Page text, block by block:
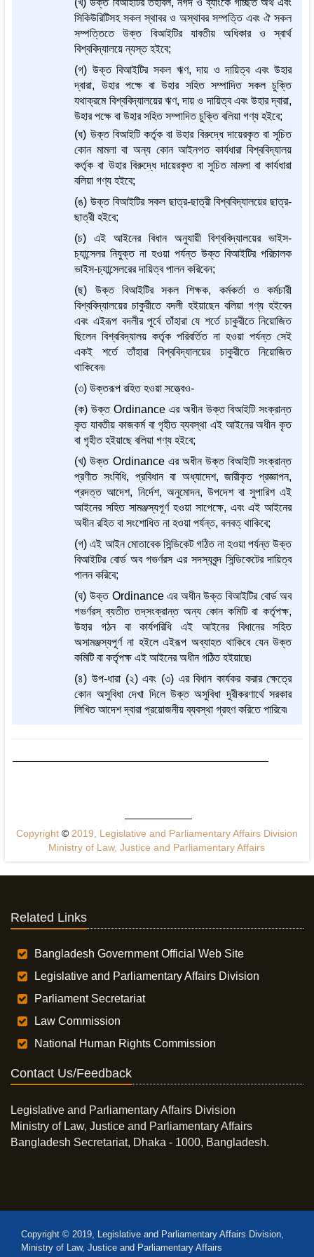
(খ) উক্ত বিআইটির তহবিল, নগদ ও ব্যাংকে গচ্ছিত অর্থ এবং
সিকিউরিটিসহ সকল স্থাবর ও অস্থাবর সম্পত্তি এবং ঐ সকল
সম্পত্তিতে উক্ত বিআইটির যাবতীয় অধিকার ও স্বার্থ
বিশ্ববিদ্যালয়ে ন্যস্ত হইবে;
(গ) উক্ত বিআইটির সকল ঋণ, দায় ও দায়িত্ব এবং উহার
দ্বারা, উহার পক্ষে বা উহার সহিত সম্পাদিত সকল চুক্তি
যথাক্রমে বিশ্ববিদ্যালয়ের ঋণ, দায় ও দায়িত্ব এবং উহার দ্বারা,
উহার পক্ষে বা উহার সহিত সম্পাদিত চুক্তি বলিয়া গণ্য হইবে;
(ঘ) উক্ত বিআইটি কর্তৃক বা উহার বিরুদ্ধে দায়েরকৃত বা সূচিত
কোন মামলা বা অন্য কোন আইনগত কার্যধারা বিশ্ববিদ্যালয়
কর্তৃক বা উহার বিরুদ্ধে দায়েরকৃত বা সুচিত মামলা বা কার্যধারা
বলিয়া গণ্য হইবে;
(ঙ) উক্ত বিআইটির সকল ছাত্র-ছাত্রী বিশ্ববিদ্যালয়ের ছাত্র-
ছাত্রী হইবে;
(চ) এই আইনের বিধান অনুযায়ী বিশ্ববিদ্যালয়ের ভাইস-
চ্যান্সেলর নিযুক্ত না হওয়া পর্যন্ত উক্ত বিআইটির পরিচালক
ভাইস-চ্যান্সেলরের দায়িত্ব পালন করিবেন;
(ছ) উক্ত বিআইটির সকল শিক্ষক, কর্মকর্তা ও কর্মচারী
বিশ্ববিদ্যালয়ের চাকুরীতে বদলী হইয়াছেন বলিয়া গণ্য হইবেন
এবং এইরূপ বদলীর পূর্বে তাঁহারা যে শর্তে চাকুরীতে নিয়োজিত
ছিলেন বিশ্ববিদ্যালয় কর্তৃক পরিবর্তিত না হওয়া পর্যন্ত সেই
একই শর্তে তাঁহারা বিশ্ববিদ্যালয়ের চাকুরীতে নিয়োজিত
থাকিবেন৷
(৩) উক্তরূপ রহিত হওয়া সত্ত্বেও-
(ক) উক্ত Ordinance এর অধীন উক্ত বিআইটি সংক্রান্ত
কৃত যাবতীয় কাজকর্ম বা গৃহীত ব্যবস্থা এই আইনের অধীন কৃত
বা গৃহীত হইয়াছে বলিয়া গণ্য হইবে;
(খ) উক্ত Ordinance এর অধীন উক্ত বিআইটি সংক্রান্ত
প্রণীত সংবিধি, প্রবিধান বা অধ্যাদেশ, জারীকৃত প্রজ্ঞাপন,
প্রদত্ত আদেশ, নির্দেশ, অনুমোদন, উপদেশ বা সুপারিশ এই
আইনের সহিত সামঞ্জস্যপূর্ণ হওয়া সাপেক্ষে, এবং এই আইনের
অধীন রহিত বা সংশোধিত না হওয়া পর্যন্ত, বলবত্ থাকিবে;
(গ) এই আইন মোতাবেক সিন্ডিকেট গঠিত না হওয়া পর্যন্ত উক্ত
বিআইটির বোর্ড অব গভর্ণরস এর সদস্যবৃন্দ সিন্ডিকেটের দায়িত্ব
পালন করিবে;
(ঘ) উক্ত Ordinance এর অধীন উক্ত বিআইটির বোর্ড অব
গভর্ণরস্‌ ব্যতীত তদ্‌সংক্রান্ত অন্য কোন কমিটি বা কর্তৃপক্ষ,
উহার গঠন বা কার্যপরিধি এই আইনের বিধানের সহিত
অসামঞ্জস্যপূর্ণ না হইলে এইরূপ অব্যাহত থাকিবে যেন উক্ত
কমিটি বা কর্তৃপক্ষ এই আইনের অধীন গঠিত হইয়াছে৷
(৪) উপ-ধারা (২) এবং (৩) এর বিধান কার্যকর করার ক্ষেত্রে
কোন অসুবিধা দেখা দিলে উক্ত অসুবিধা দূরীকরণার্থে সরকার
লিখিত আদেশ দ্বারা প্রয়োজনীয় ব্যবস্থা গ্রহণ করিতে পারিবে৷
Copyright ©2019, Legislative and Parliamentary Affairs Division
Ministry of Law, Justice and Parliamentary Affairs
Related Links
Bangladesh Government Official Web Site
Legislative and Parliamentary Affairs Division
Parliament Secretariat
Law Commission
National Human Rights Commission
Contact Us/Feedback
Legislative and Parliamentary Affairs Division
Ministry of Law, Justice and Parliamentary Affairs
Bangladesh Secretariat, Dhaka - 1000, Bangladesh.
Copyright © 2019, Legislative and Parliamentary Affairs Division,
Ministry of Law, Justice and Parliamentary Affairs